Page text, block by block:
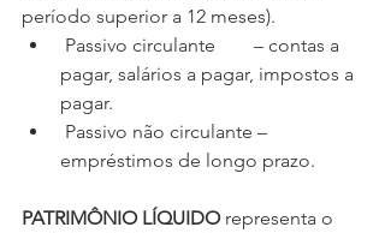
período superior a 12 meses).
pagar, salários a pagar, impostos a
pagar.
empréstimos de longo prazo.
PATRIMÔNIO LÍQUIDO representa o